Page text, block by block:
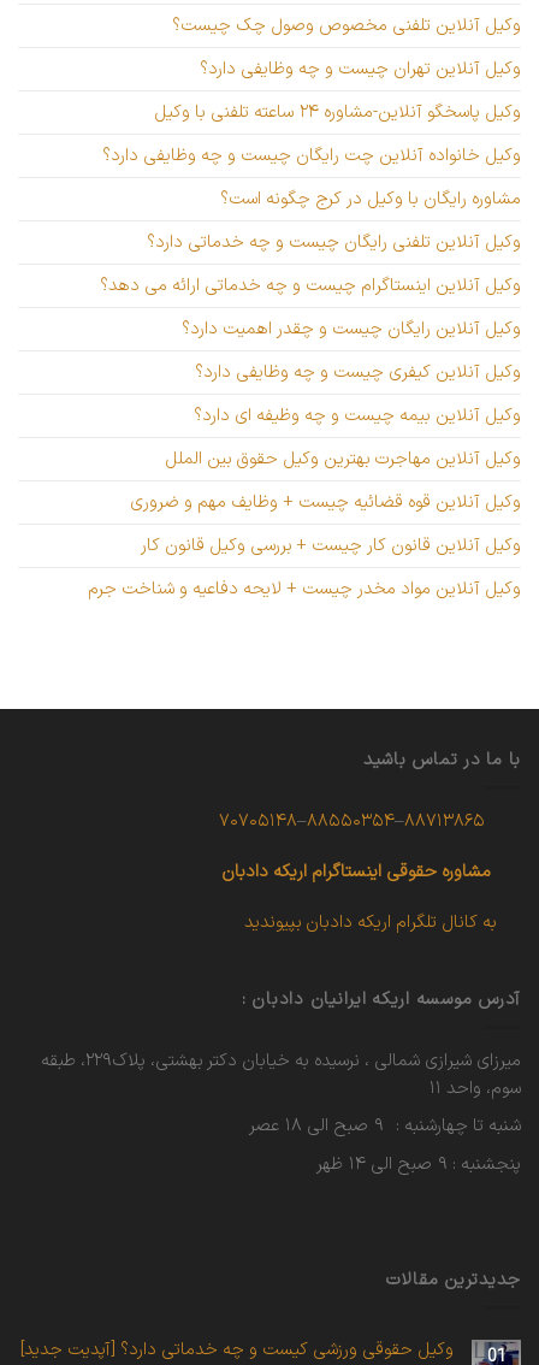
وکیل آنلاین تلفنی مخصوص وصول چک چیست؟
وکیل آنلاین تهران چیست و چه وظایفی دارد؟
وکیل پاسخگو آنلاین-مشاوره ۲۴ ساعته تلفنی با وکیل
وکیل خانواده آنلاین چت رایگان چیست و چه وظایفی دارد؟
مشاوره رایگان با وکیل در کرج چگونه است؟
وکیل آنلاین تلفنی رایگان چیست و چه خدماتی دارد؟
وکیل آنلاین اینستاگرام چیست و چه خدماتی ارائه می دهد؟
وکیل آنلاین رایگان چیست و چقدر اهمیت دارد؟
وکیل آنلاین کیفری چیست و چه وظایفی دارد؟
وکیل آنلاین بیمه چیست و چه وظیفه ای دارد؟
وکیل آنلاین مهاجرت بهترین وکیل حقوق بین الملل
وکیل آنلاین قوه قضائیه چیست + وظایف مهم و ضروری
وکیل آنلاین قانون کار چیست + بررسی وکیل قانون کار
وکیل آنلاین مواد مخدر چیست + لایحه دفاعیه و شناخت جرم
با ما در تماس باشید
۸۸۷۱۳۸۶۵–۸۸۵۵۰۳۵۴–۷۰۷۰۵۱۴۸
مشاوره حقوقی اینستاگرام اریکه دادبان
به کانال تلگرام اریکه دادبان بپیوندید
آدرس موسسه اریکه ایرانیان دادبان :
میرزای شیرازی شمالی ، نرسیده به خیابان دکتر بهشتی، پلاک۲۲۹، طبقه
سوم، واحد ۱۱
شنبه تا چهارشنبه : ۹ صبح الی ۱۸ عصر
پنجشنبه : ۹ صبح الی ۱۴ ظهر
جدیدترین مقالات
01 وکیل حقوقی ورزشی کیست و چه خدماتی دارد؟ [آپدیت جدید]